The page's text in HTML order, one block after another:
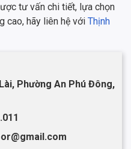
tư vấn chi tiết, lựa chọn
cao, hãy liên hệ với Thịnh
Phường An Phú Đông,